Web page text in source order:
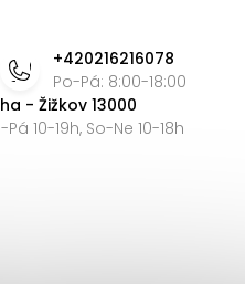
+420216216078
Po-Pá: 8:00-18:00
- Žižkov 13000
10-19h, So-Ne 10-18h